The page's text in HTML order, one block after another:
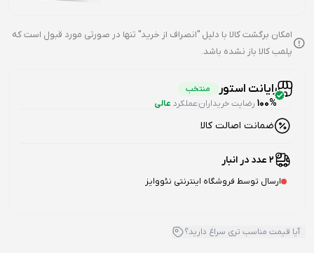
امکان برگشت کالا با دلیل "انصراف از خرید" تنها در صورتی مورد قبول است که
پلمب کالا باز نشده باشد.
رایانت استور منتخب
100% رضایت خریدارانعملکرد عالی
ضمانت اصالت کالا
2 عدد در انبار
ارسال توسط فروشگاه اینترنتی نئووایز
آیا قیمت مناسب تری سراغ دارید؟